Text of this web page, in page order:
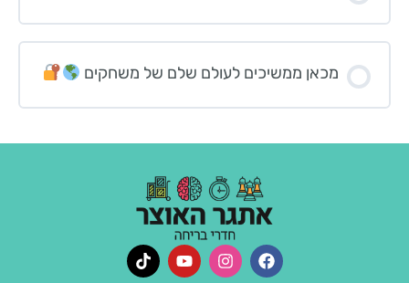
מכאן ממשיכים לעולם שלם של משחקים